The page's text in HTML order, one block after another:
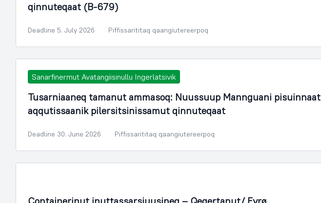
qinnuteqaat (B-679)
Deadline 5. July 2026 Piffissarititaq qaangiutereerpoq
Sanarfinermut Avatangiisinullu Ingerlatsivik
Tusarniaaneq tamanut ammasoq: Nuussuup Mannguani pisuinnaat
aqqutissaanik pilersitsinissamut qinnuteqaat
Deadline 30. June 2026 Piffissarititaq qaangiutereerpoq